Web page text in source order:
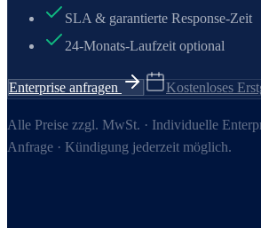
SLA & garantierte Response-Zeit
24-Monats-Laufzeit optional
Enterprise anfragen Kostenloses
Alle Preise zzgl. MwSt. · Individuelle
Anfrage · Kündigung jederzeit möglich.